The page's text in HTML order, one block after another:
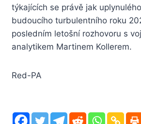
týkajících se právě jak
budoucího turbulentního roku
posledním letošní rozhovoru s
analytikem Martinem Kollerem.
Red-PA